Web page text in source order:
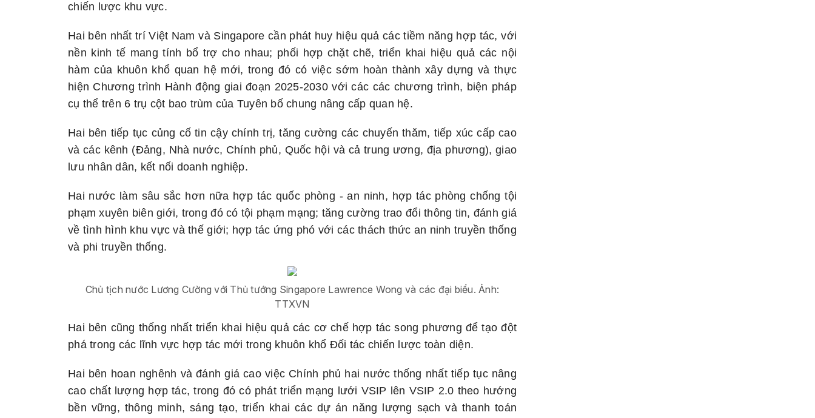
chiến lược khu vực.
Hai bên nhất trí Việt Nam và Singapore cần phát huy hiệu quả các tiềm năng hợp tác, với
nền kinh tế mang tính bổ trợ cho nhau; phối hợp chặt chẽ, triển khai hiệu quả các nội
hàm của khuôn khổ quan hệ mới, trong đó có việc sớm hoàn thành xây dựng và thực
hiện Chương trình Hành động giai đoạn 2025-2030 với các các chương trình, biện pháp
cụ thể trên 6 trụ cột bao trùm của Tuyên bố chung nâng cấp quan hệ.
Hai bên tiếp tục củng cố tin cậy chính trị, tăng cường các chuyến thăm, tiếp xúc cấp cao
và các kênh (Đảng, Nhà nước, Chính phủ, Quốc hội và cả trung ương, địa phương), giao
lưu nhân dân, kết nối doanh nghiệp.
Hai nước làm sâu sắc hơn nữa hợp tác quốc phòng - an ninh, hợp tác phòng chống tội
phạm xuyên biên giới, trong đó có tội phạm mạng; tăng cường trao đổi thông tin, đánh giá
về tình hình khu vực và thế giới; hợp tác ứng phó với các thách thức an ninh truyền thống
và phi truyền thống.
Chủ tịch nước Lương Cường với Thủ tướng Singapore Lawrence Wong và các đại biểu. Ảnh:
TTXVN
Hai bên cũng thống nhất triển khai hiệu quả các cơ chế hợp tác song phương để tạo đột
phá trong các lĩnh vực hợp tác mới trong khuôn khổ Đối tác chiến lược toàn diện.
Hai bên hoan nghênh và đánh giá cao việc Chính phủ hai nước thống nhất tiếp tục nâng
cao chất lượng hợp tác, trong đó có phát triển mạng lưới VSIP lên VSIP 2.0 theo hướng
bền vững, thông minh, sáng tạo, triển khai các dự án năng lượng sạch và thanh toán